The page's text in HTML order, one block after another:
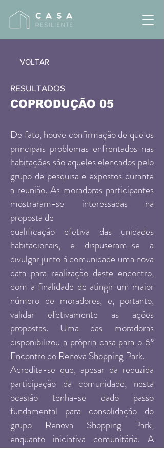
VOLTAR
RESULTADOS
COPRODUÇÃO 05
De fato, houve confirmação de que os
principais problemas enfrentados nas
habitações são aqueles elencados pelo
grupo de pesquisa e expostos durante
a reunião. As moradoras participantes
mostraram-se interessadas na
proposta de
qualificação efetiva das unidades
habitacionais, e dispuseram-se a
divulgar junto à comunidade uma nova
data para realização deste encontro,
com a finalidade de atingir um maior
número de moradores, e, portanto,
validar efetivamente as ações
propostas. Uma das moradoras
disponibilizou a própria casa para o 6º
Encontro do Renova Shopping Park.
Acredita-se que, apesar da reduzida
participação da comunidade, nesta
ocasião tenha-se dado passo
fundamental para consolidação do
grupo Renova Shopping Park,
enquanto iniciativa comunitária. A